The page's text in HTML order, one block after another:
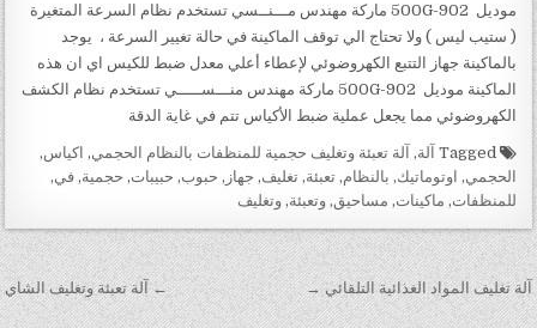
موديل 902-500G ماركة مهندس مـــنــسي تستخدم نظام السرعة المتغيرة
( ستيب ليس ) ولا تحتاج الي توقف الماكينة في حالة تغيير السرعة ، يوجد
بالماكينة جهاز التتبع الكهروضوئي لإعطاء أعلي معدل ضبط للكيس اي ان هذه
الماكينة موديل 902-500G ماركة مهندس منـــســـــي تستخدم نظام الكشف
الكهروضوئي مما يجعل عملية ضبط الأكياس تتم في غاية الدقة
Tagged آلة, آلة تعبئة وتغليف حجمية للمنظفات بالنظام الحجمي, اكياس,
الحجمي, اوتوماتيك, بالنظام,تعبئة,تغليف, جهاز , حبوب, حبيبات, حجمية,في,
للمنظفات, ماكينات, مساحيق,وتعبئة,وتغليف
تصفّح المقالات ← آلة تعبئة وتغليف الشاي آلة تغليف المواد الغذائية التلقائي →